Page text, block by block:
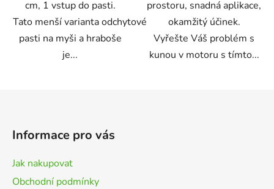
cm, 1 vstup do pasti.
Tato menší varianta odchytové
pasti na myši a hraboše
je...
prostoru, snadná aplikace,
okamžitý účinek.
Vyřešte Váš problém s
kunou v motoru s tímto...
Informace pro vás
Jak nakupovat
Obchodní podmínky